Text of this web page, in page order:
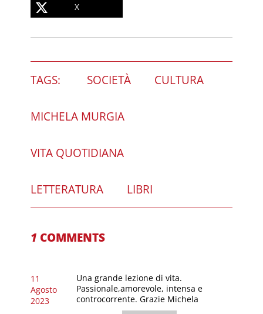
X
TAGS: SOCIETÀ CULTURA
MICHELA MURGIA
VITA QUOTIDIANA
LETTERATURA LIBRI
1 COMMENTS
11
Agosto
2023
Una grande lezione di vita.
Passionale,amorevole, intensa e
controcorrente. Grazie Michela